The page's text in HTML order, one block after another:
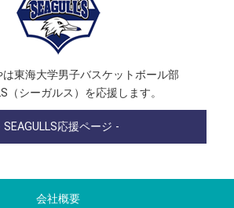
は東海大学男子バスケットボール部
（シーガルス）を応援します。
SEAGULLS応援ページ -
会社概要